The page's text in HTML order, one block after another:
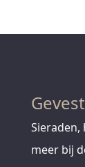
Sieraden,
meer bij